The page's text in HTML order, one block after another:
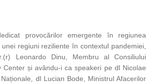
provocărilor emergente în regiunea
regiuni reziliente în contextul pandemiei,
Leonardo Dinu, Membru al Consiliului
Center și avându-i ca speakeri pe dl Nicolae
dl Lucian Bode, Ministrul Afacerilor